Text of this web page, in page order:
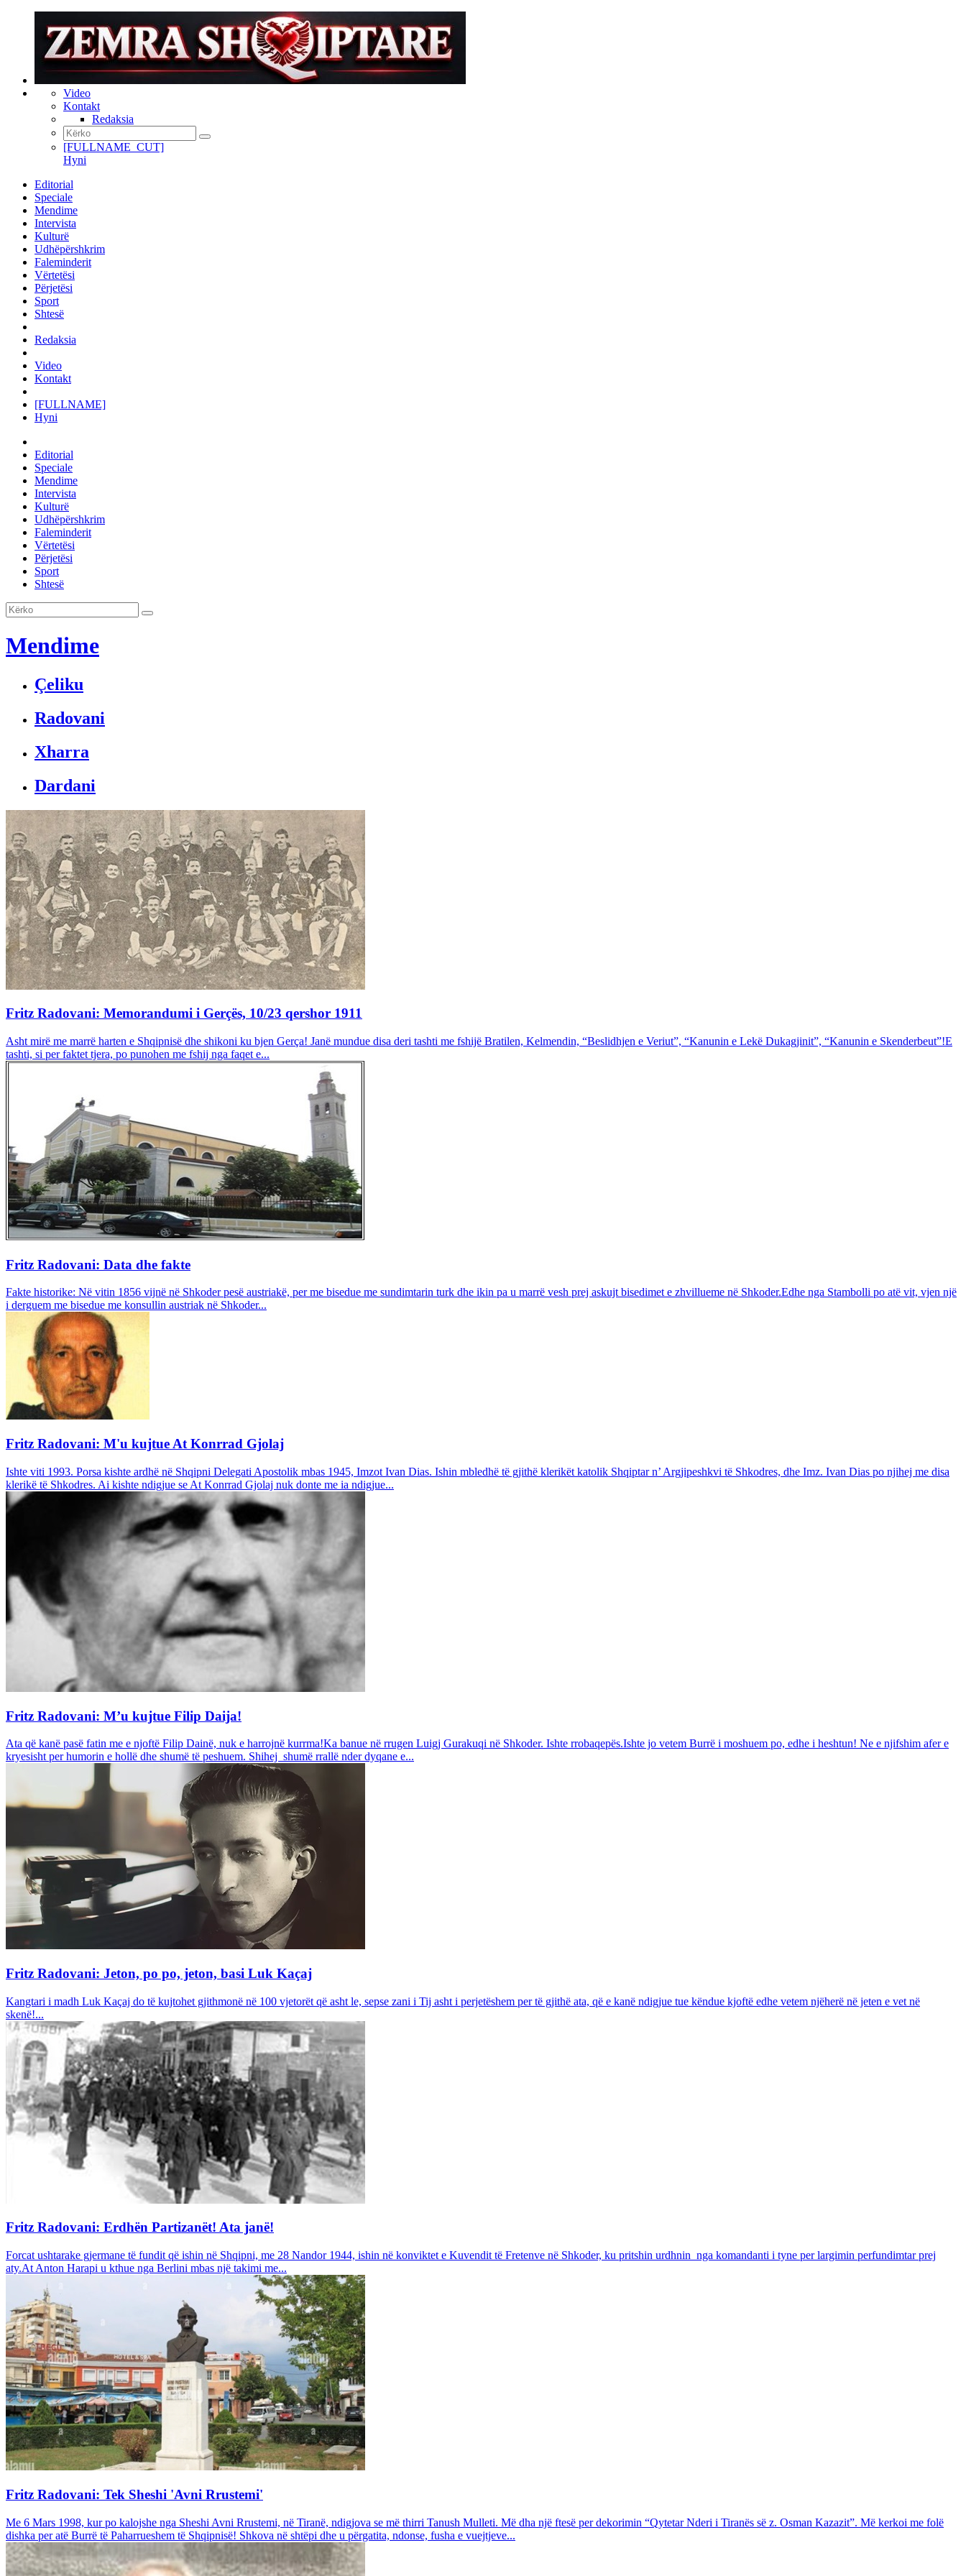
Video
Kontakt
Redaksia
[FULLNAME_CUT]
Hyni
Editorial
Speciale
Mendime
Intervista
Kulturë
Udhëpërshkrim
Faleminderit
Vërtetësi
Përjetësi
Sport
Shtesë
Redaksia
Video
Kontakt
[FULLNAME]
Hyni
Editorial
Speciale
Mendime
Intervista
Kulturë
Udhëpërshkrim
Faleminderit
Vërtetësi
Përjetësi
Sport
Shtesë
Mendime
Çeliku
Radovani
Xharra
Dardani
Fritz Radovani: Memorandumi i Gerçës, 10/23 qershor 1911
Asht mirë me marrë harten e Shqipnisë dhe shikoni ku bjen Gerça! Janë mundue disa deri tashti me fshijë Bratilen, Kelmendin, “Beslidhjen e Veriut”, “Kanunin e Lekë Dukagjinit”, “Kanunin e Skenderbeut”!E
tashti, si per faktet tjera, po punohen me fshij nga faqet e...
Fritz Radovani: Data dhe fakte
Fakte historike: Në vitin 1856 vijnë në Shkoder pesë austriakë, per me bisedue me sundimtarin turk dhe ikin pa u marrë vesh prej askujt bisedimet e zhvillueme në Shkoder.Edhe nga Stambolli po atë vit, vjen një
i derguem me bisedue me konsullin austriak në Shkoder...
Fritz Radovani: M'u kujtue At Konrrad Gjolaj
Ishte viti 1993. Porsa kishte ardhë në Shqipni Delegati Apostolik mbas 1945, Imzot Ivan Dias. Ishin mbledhë të gjithë klerikët katolik Shqiptar n’ Argjipeshkvi të Shkodres, dhe Imz. Ivan Dias po njihej me disa
klerikë të Shkodres. Ai kishte ndigjue se At Konrrad Gjolaj nuk donte me ia ndigjue...
Fritz Radovani: M’u kujtue Filip Daija!
Ata që kanë pasë fatin me e njoftë Filip Dainë, nuk e harrojnë kurrma!Ka banue në rrugen Luigj Gurakuqi në Shkoder. Ishte rrobaqepës.Ishte jo vetem Burrë i moshuem po, edhe i heshtun! Ne e njifshim afer e
kryesisht per humorin e hollë dhe shumë të peshuem. Shihej shumë rrallë nder dyqane e...
Fritz Radovani: Jeton, po po, jeton, basi Luk Kaçaj
Kangtari i madh Luk Kaçaj do të kujtohet gjithmonë në 100 vjetorët që asht le, sepse zani i Tij asht i perjetëshem per të gjithë ata, që e kanë ndigjue tue këndue kjoftë edhe vetem njëherë në jeten e vet në
skenë!...
Fritz Radovani: Erdhën Partizanët! Ata janë!
Forcat ushtarake gjermane të fundit që ishin në Shqipni, me 28 Nandor 1944, ishin në konviktet e Kuvendit të Fretenve në Shkoder, ku pritshin urdhnin nga komandanti i tyne per largimin perfundimtar prej
aty.At Anton Harapi u kthue nga Berlini mbas një takimi me...
Fritz Radovani: Tek Sheshi 'Avni Rrustemi'
Me 6 Mars 1998, kur po kalojshe nga Sheshi Avni Rrustemi, në Tiranë, ndigjova se më thirri Tanush Mulleti. Më dha një ftesë per dekorimin “Qytetar Nderi i Tiranës së z. Osman Kazazit”. Më kerkoi me folë
dishka per atë Burrë të Paharrueshem të Shqipnisë! Shkova në shtëpi dhe u përgatita, ndonse, fusha e vuejtjeve...